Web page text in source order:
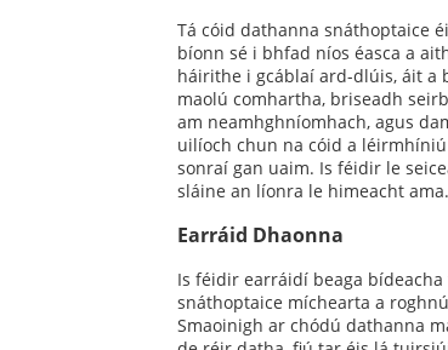
Tá cóid dathanna snáthoptaice
bíonn sé i bhfad níos éasca a
háirithe i gcáblaí ard-dlúis, áit a
maolú comhartha, briseadh
am neamhghníomhach, agus
uilíoch chun na cóid a
sonraí gan uaim. Is féidir le
sláine an líonra le himeacht ama.
Earráid Dhaonna
Is féidir earráidí beaga
snáthoptaice míchearta a
Smaoinigh ar chódú dathanna